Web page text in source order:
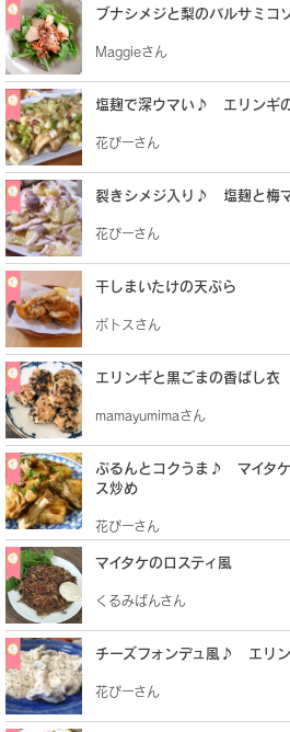
ブナシメジと梨のバルサミコ
Maggieさん
塩麹で深ウマい♪ エリンギ
花ぴーさん
裂きシメジ入り♪ 塩麹と梅
花ぴーさん
干しまいたけの天ぷら
ポトスさん
エリンギと黒ごまの香ばし
mamayumimaさん
ぷるんとコクうま♪ マイタケ
ス炒め
花ぴーさん
マイタケのロスティ風
くるみぱんさん
チーズフォンデュ風♪ エリン
花ぴーさん